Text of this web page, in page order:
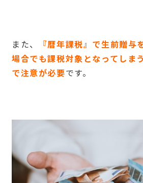
また、 『暦年課税』で生前贈与
場合でも課税対象となってしま
で注意が必要です。